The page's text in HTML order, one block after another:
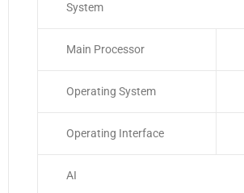
System
Main Processor
Operating System
Operating Interface
AI